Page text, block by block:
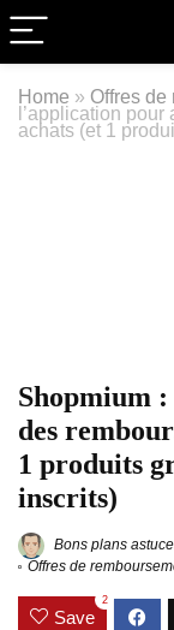
Home » Offres de
l’application pour
achats (et 1
Shopmium
des
1 produits
inscrits)
Bons plans
Offres de
Save
2